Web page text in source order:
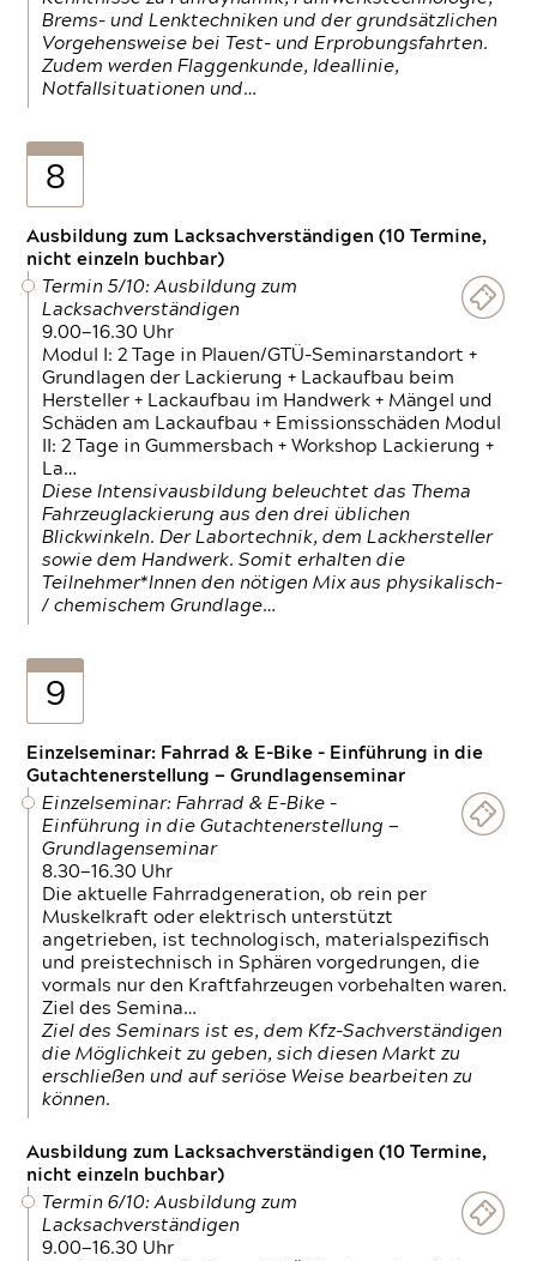
Brems- und Lenktechniken und der grundsätzlichen
Vorgehensweise bei Test- und Erprobungsfahrten.
Zudem werden Flaggenkunde, Ideallinie,
Notfallsituationen und…
8
Ausbildung zum Lacksachverständigen (10 Termine,
nicht einzeln buchbar)
Termin 5/10: Ausbildung zum
Lacksachverständigen
9.00—16.30 Uhr
Modul I: 2 Tage in Plauen/GTÜ-Seminarstandort +
Grundlagen der Lackierung + Lackaufbau beim
Hersteller + Lackaufbau im Handwerk + Mängel und
Schäden am Lackaufbau + Emissionsschäden Modul
II: 2 Tage in Gummersbach + Workshop Lackierung +
La…
Diese Intensivausbildung beleuchtet das Thema
Fahrzeuglackierung aus den drei üblichen
Blickwinkeln. Der Labortechnik, dem Lackhersteller
sowie dem Handwerk. Somit erhalten die
Teilnehmer*Innen den nötigen Mix aus physikalisch-
/ chemischem Grundlage…
9
Einzelseminar: Fahrrad & E-Bike - Einführung in die
Gutachtenerstellung — Grundlagenseminar
Einzelseminar: Fahrrad & E-Bike -
Einführung in die Gutachtenerstellung —
Grundlagenseminar
8.30—16.30 Uhr
Die aktuelle Fahrradgeneration, ob rein per
Muskelkraft oder elektrisch unterstützt
angetrieben, ist technologisch, materialspezifisch
und preistechnisch in Sphären vorgedrungen, die
vormals nur den Kraftfahrzeugen vorbehalten waren.
Ziel des Semina…
Ziel des Seminars ist es, dem Kfz-Sachverständigen
die Möglichkeit zu geben, sich diesen Markt zu
erschließen und auf seriöse Weise bearbeiten zu
können.
Ausbildung zum Lacksachverständigen (10 Termine,
nicht einzeln buchbar)
Termin 6/10: Ausbildung zum
Lacksachverständigen
9.00—16.30 Uhr